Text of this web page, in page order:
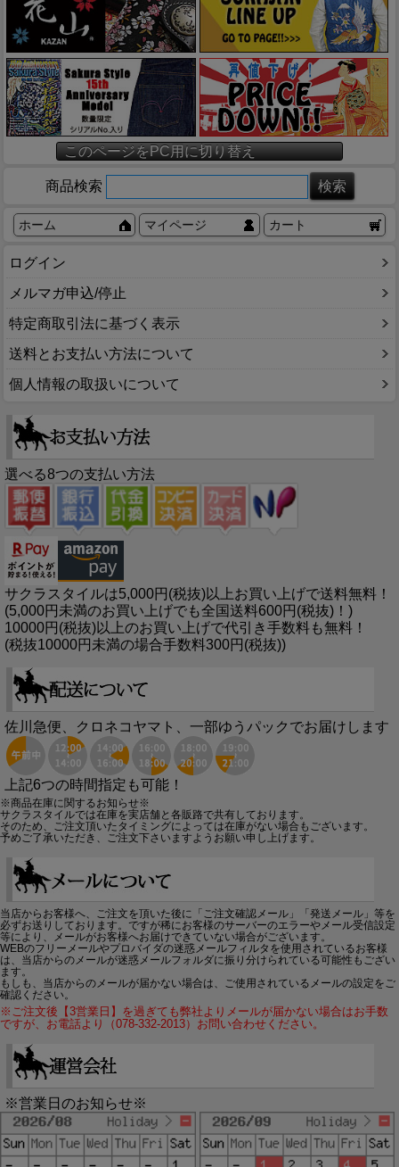
このページをPC用に切り替え
商品検索
ホーム マイページ カート
ログイン
メルマガ申込/停止
特定商取引法に基づく表示
送料とお支払い方法について
個人情報の取扱いについて
選べる8つの支払い方法
サクラスタイルは5,000円(税抜)以上お買い上げで送料無料！
(5,000円未満のお買い上げでも全国送料600円(税抜)！)
10000円(税抜)以上のお買い上げで代引き手数料も無料！
(税抜10000円未満の場合手数料300円(税抜))
佐川急便、クロネコヤマト、一部ゆうパックでお届けします
上記6つの時間指定も可能！
※商品在庫に関するお知らせ※
サクラスタイルでは在庫を実店舗と各販路で共有しております。
そのため、ご注文頂いたタイミングによっては在庫がない場合もございます。
予めご了承いただき、ご注文下さいますようお願い申し上げます。
当店からお客様へ、ご注文を頂いた後に「ご注文確認メール」「発送メール」等を
必ずお送りしております。ですが稀にお客様のサーバーのエラーやメール受信設定
等により、メールがお客様へお届けできていない場合がございます。
WEBのフリーメールやプロバイダの迷惑メールフィルタを使用されているお客様
は、当店からのメールが迷惑メールフォルダに振り分けられている可能性もござい
ます。
もしも、当店からのメールが届かない場合は、ご使用されているメールの設定をご
確認ください。
※ご注文後【3営業日】を過ぎても弊社よりメールが届かない場合はお手数
ですが、お電話より（078-332-2013）お問い合わせください。
※営業日のお知らせ※